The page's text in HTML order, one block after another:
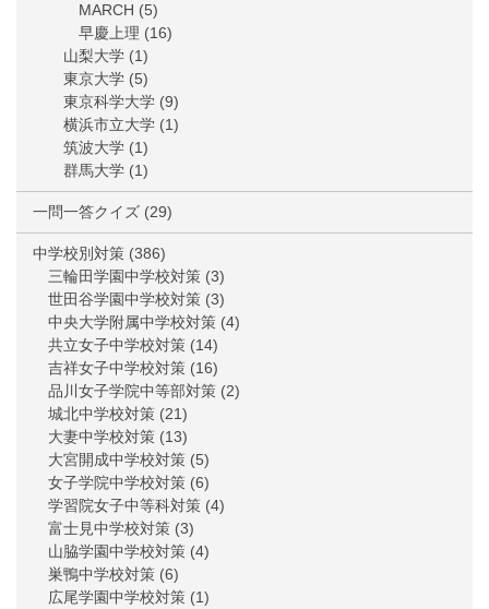
MARCH (5)
早慶上理 (16)
山梨大学 (1)
東京大学 (5)
東京科学大学 (9)
横浜市立大学 (1)
筑波大学 (1)
群馬大学 (1)
一問一答クイズ (29)
中学校別対策 (386)
三輪田学園中学校対策 (3)
世田谷学園中学校対策 (3)
中央大学附属中学校対策 (4)
共立女子中学校対策 (14)
吉祥女子中学校対策 (16)
品川女子学院中等部対策 (2)
城北中学校対策 (21)
大妻中学校対策 (13)
大宮開成中学校対策 (5)
女子学院中学校対策 (6)
学習院女子中等科対策 (4)
富士見中学校対策 (3)
山脇学園中学校対策 (4)
巣鴨中学校対策 (6)
広尾学園中学校対策 (1)